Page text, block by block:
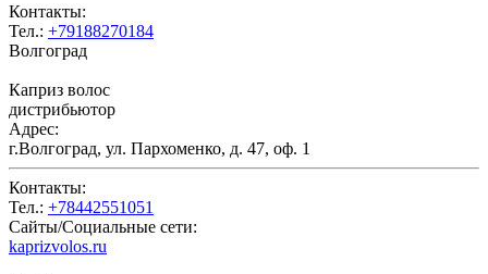
Контакты:
Тел.: +79188270184
Волгоград
Каприз волос
дистрибьютор
Адрес:
г.Волгоград, ул. Пархоменко, д. 47, оф. 1
Контакты:
Тел.: +78442551051
Сайты/Социальные сети:
kaprizvolos.ru